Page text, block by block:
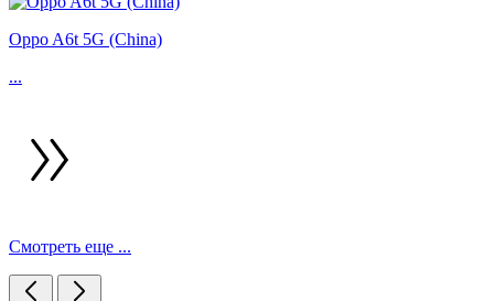
Oppo A6t 5G (China)
...
Смотреть еще ...